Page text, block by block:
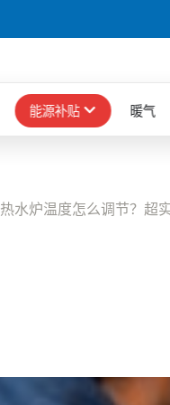
能源补贴 暖气
热水炉温度怎么调节？超